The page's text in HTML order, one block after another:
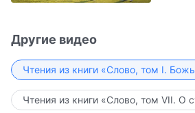
Другие видео
Чтения из книги «Слово, том I.
Чтения из книги «Слово, том VII. О